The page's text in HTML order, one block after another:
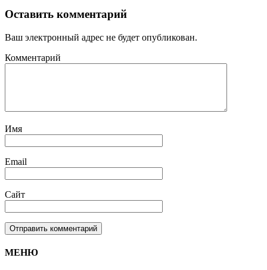
Оставить комментарий
Ваш электронный адрес не будет опубликован.
Комментарий
Имя
Email
Сайт
МЕНЮ